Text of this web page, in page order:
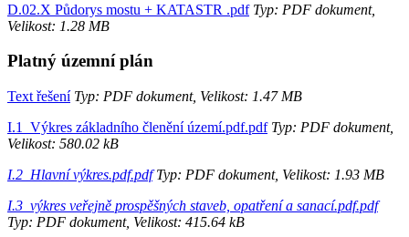
D.02.X Půdorys mostu + KATASTR .pdfTyp: PDF dokument,
Velikost: 1.28 MB
Platný územní plán
Text řešeníTyp: PDF dokument, Velikost: 1.47 MB
I.1_Výkres základního členění území.pdf.pdfTyp: PDF dokument,
Velikost: 580.02 kB
I.2_Hlavní výkres.pdf.pdfTyp: PDF dokument, Velikost: 1.93 MB
I.3_výkres veřejně prospěšných staveb, opatření a sanací.pdf.pdf
Typ: PDF dokument, Velikost: 415.64 kB